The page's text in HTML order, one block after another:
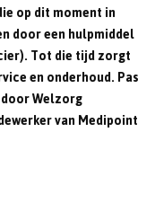
op dit moment in
door een hulpmiddel
Tot die tijd zorgt
en onderhoud. Pas
Welzorg
van Medipoint